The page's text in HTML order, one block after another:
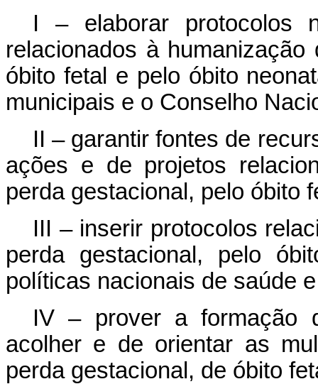
I – elaborar protocolos
relacionados à
óbito fetal e pelo óbito
municipais e o Conselho
II – garantir fontes de
ações e de projetos
perda gestacional, pelo óbito
III – inserir protocolos
perda gestacional, pelo
políticas nacionais de saúde
IV – prover a formação
acolher e de orientar as
perda gestacional, de óbito